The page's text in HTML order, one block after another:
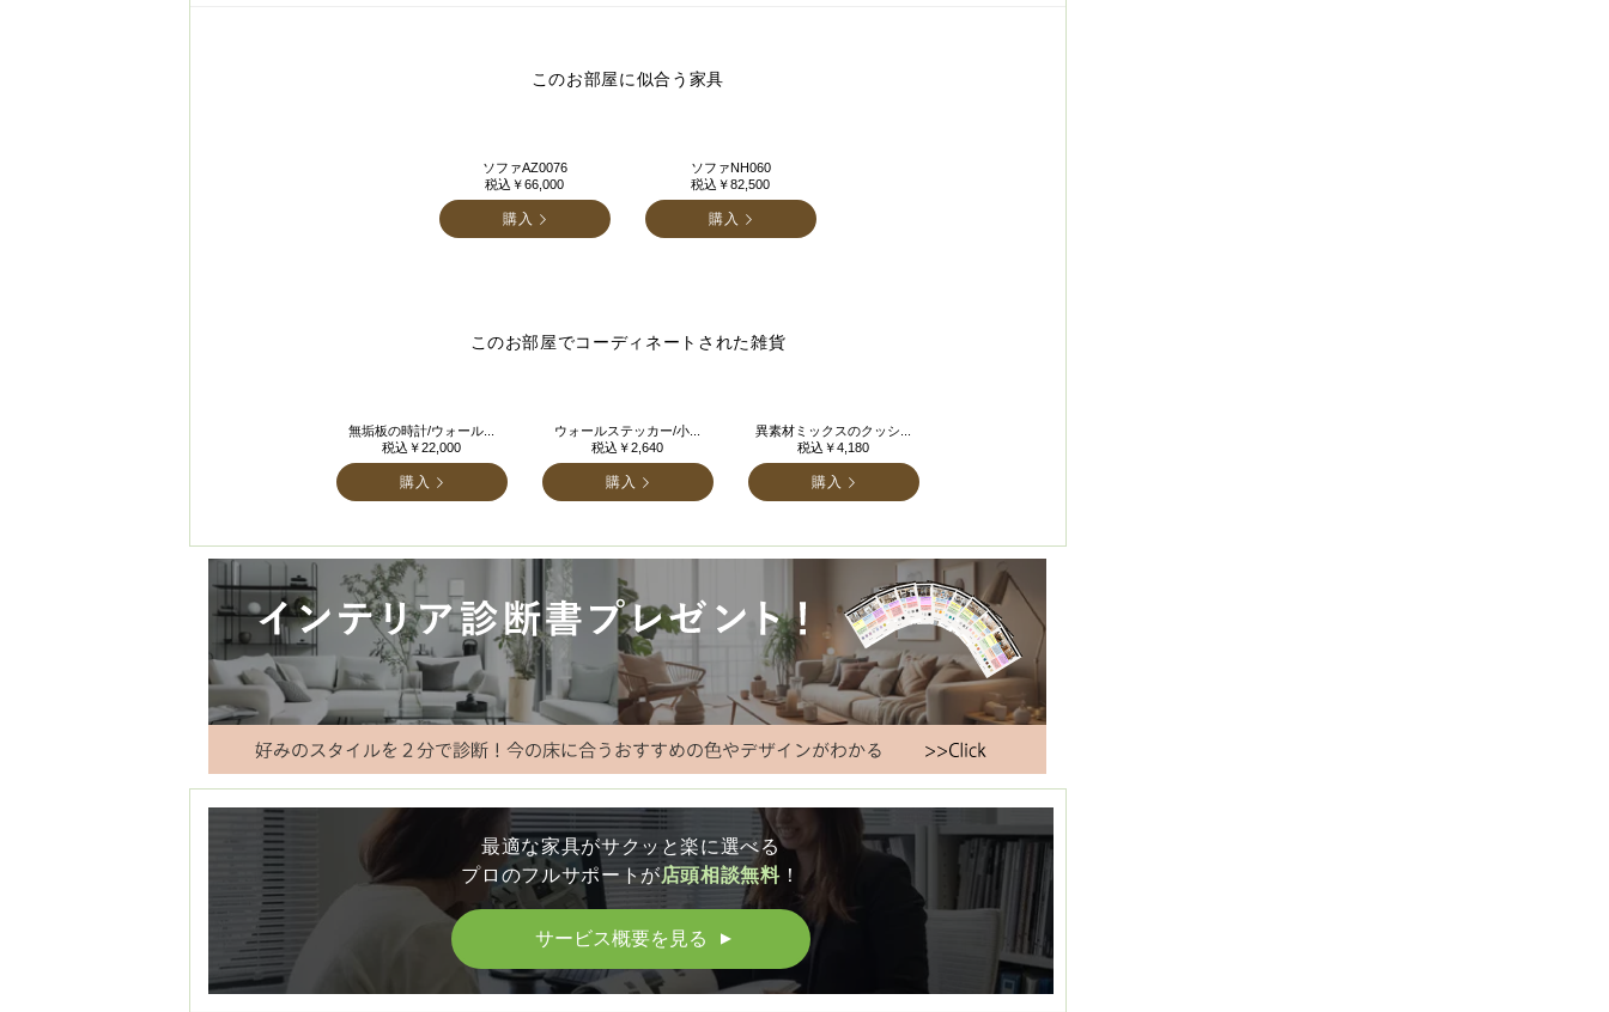
このお部屋に似合う家具
ソファAZ0076
税込￥66,000
購入
ソファNH060
税込￥82,500
購入
このお部屋でコーディネートされた雑貨
無垢板の時計/ウォール...
税込￥22,000
購入
ウォールステッカー/小...
税込￥2,640
購入
異素材ミックスのクッシ...
税込￥4,180
購入
最適な家具がサクッと楽に選べる
プロのフルサポートが店頭相談無料！
サービス概要を見る ▲